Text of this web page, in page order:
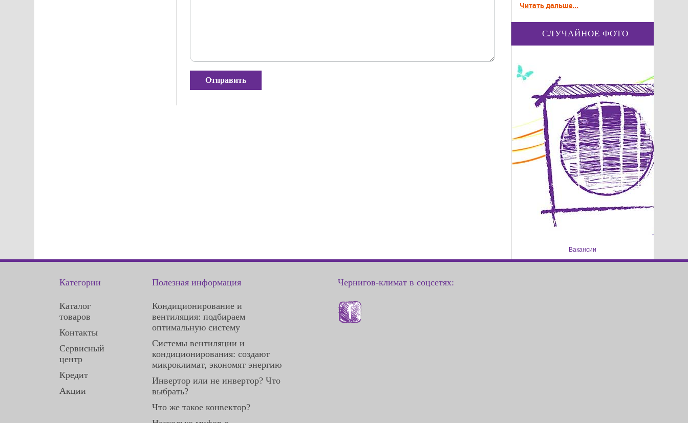
Читать дальше...
СЛУЧАЙНОЕ ФОТО
Вакансии
Категории
Каталог
товаров
Контакты
Сервисный
центр
Кредит
Акции
Полезная информация
Кондиционирование и
вентиляция: подбираем
оптимальную систему
Системы вентиляции и
кондиционирования: создают
микроклимат, экономят энергию
Инвертор или не инвертор? Что
выбрать?
Что же такое конвектор?
Чернигов-климат в соцсетях: